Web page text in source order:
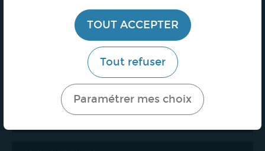
TOUT ACCEPTER
Tout refuser
Paramétrer mes choix
Assurance crédit
Crédit personnel
Crédit consommation
Partenaires
Fiches pratiques